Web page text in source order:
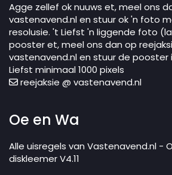
Agge zellef ok nuuws et, meel ons
vastenavend.nl en stuur ok 'n foto
resolusie. 't Liefst 'n liggende foto
pooster et, meel ons dan op
vastenavend.nl en stuur de pooster
Liefst minimaal 1000 pixels
reejaksie @ vastenavend.nl
Oe en Wa
Alle uisregels van Vastenavend.nl -
diskleemer V4.11